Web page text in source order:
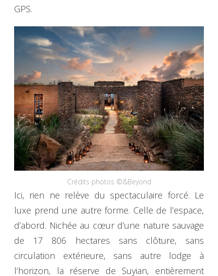
GPS.
Crédits photos ©&Beyond
Ici, rien ne relève du spectaculaire forcé. Le
luxe prend une autre forme. Celle de l’espace,
d’abord. Nichée au cœur d’une nature sauvage
de 17 806 hectares sans clôture, sans
circulation extérieure, sans autre lodge à
l’horizon, la réserve de Suyian, entièrement